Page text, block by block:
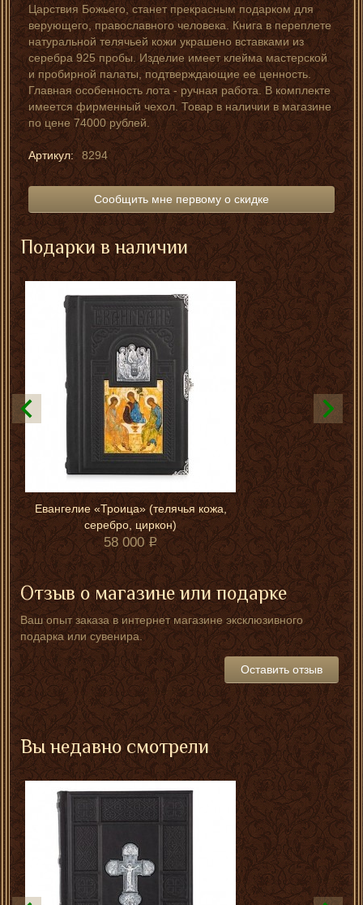
Царствия Божьего, станет прекрасным подарком для
верующего, православного человека. Книга в переплете
натуральной телячьей кожи украшено вставками из
серебра 925 пробы. Изделие имеет клейма мастерской
и пробирной палаты, подтверждающие ее ценность.
Главная особенность лота - ручная работа. В комплекте
имеется фирменный чехол. Товар в наличии в магазине
по цене 74000 рублей.
Артикул: 8294
Сообщить мне первому о скидке
Подарки в наличии
Евангелие «Троица» (телячья кожа,
серебро, циркон)
58 000
Отзыв о магазине или подарке
Ваш опыт заказа в интернет магазине эксклюзивного
подарка или сувенира.
Оставить отзыв
Вы недавно смотрели